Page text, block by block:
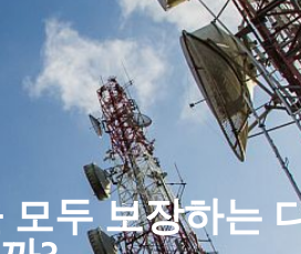
두 보장하는